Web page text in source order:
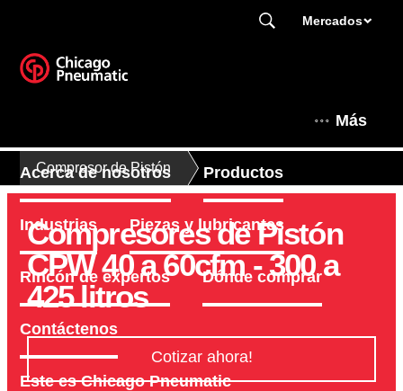
Mercados
Más
Acerca de nosotros Productos
Industrias Piezas y lubricantes
Rincón de expertos Dónde comprar
Contáctenos
Este es Chicago Pneumatic
Compresor de Pistón
Compresores de Pistón
CPW 40 a 60cfm - 300 a
425 litros
Cotizar ahora!